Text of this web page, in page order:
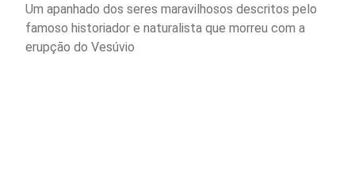
Um apanhado dos seres maravilhosos descritos pelo
famoso historiador e naturalista que morreu com a
erupção do Vesúvio